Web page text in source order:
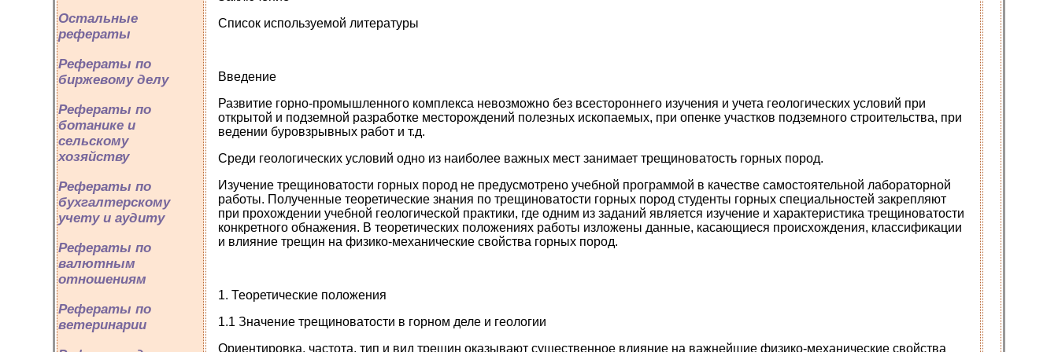
Остальные
рефераты
Рефераты по
биржевому делу
Рефераты по
ботанике и
сельскому
хозяйству
Рефераты по
бухгалтерскому
учету и аудиту
Рефераты по
валютным
отношениям
Рефераты по
ветеринарии
Список используемой литературы
Введение
Развитие горно-промышленного комплекса невозможно без всестороннего изучения и учета геологических условий при
открытой и подземной разработке месторождений полезных ископаемых, при опенке участков подземного строительства, при
ведении буровзрывных работ и т.д.
Среди геологических условий одно из наиболее важных мест занимает трещиноватость горных пород.
Изучение трещиноватости горных пород не предусмотрено учебной программой в качестве самостоятельной лабораторной
работы. Полученные теоретические знания по трещиноватости горных пород студенты горных специальностей закрепляют
при прохождении учебной геологической практики, где одним из заданий является изучение и характеристика трещиноватости
конкретного обнажения. В теоретических положениях работы изложены данные, касающиеся происхождения, классификации
и влияние трещин на физико-механические свойства горных пород.
1. Теоретические положения
1.1 Значение трещиноватости в горном деле и геологии
Ориентировка, частота, тип и вид трещин оказывают существенное влияние на важнейшие физико-механические свойства